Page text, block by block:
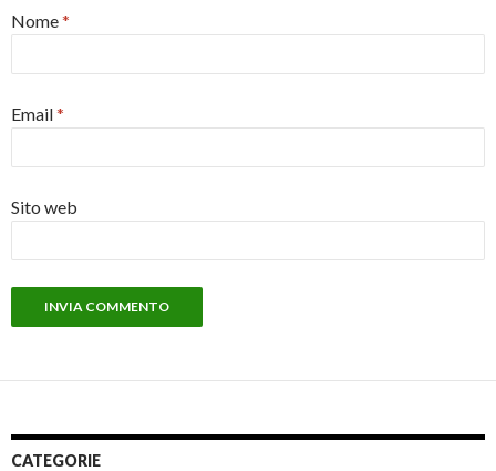
Nome*
Email*
Sito web
CATEGORIE